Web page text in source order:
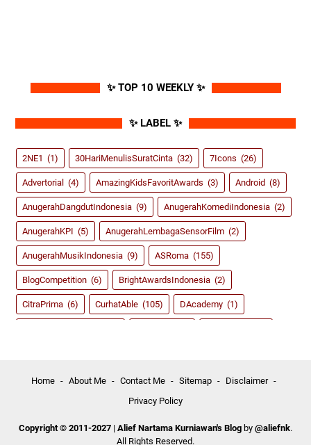
✨ TOP 10 WEEKLY ✨
✨ LABEL ✨
2NE1 (1) 30HariMenulisSuratCinta (32) 7Icons (26)
Advertorial (4) AmazingKidsFavoritAwards (3) Android (8)
AnugerahDangdutIndonesia (9) AnugerahKomediIndonesia (2)
AnugerahKPI (5) AnugerahLembagaSensorFilm (2)
AnugerahMusikIndonesia (9) ASRoma (155)
BlogCompetition (6) BrightAwardsIndonesia (2)
CitraPrima (6) CurhatAble (105) DAcademy (1)
Game (135) Girlband (39) GirlsGeneration (5)
InboxAwardsSCTV
IndahDewiPertiwi (18) IndonesiaKidsChoiceAwards (3)
Home About Me Contact Me Sitemap
Disclaimer
Privacy Policy
Copyright © 2011-2027 | Alief Nartama Kurniawan's Blog by @aliefnk.
All Rights Reserved.